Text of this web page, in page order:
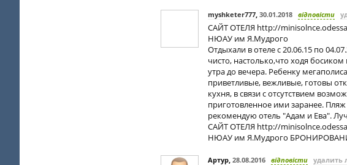
myshketer777, 30.01.2018 відповісти
САЙТ ОТЕЛЯ http://
НЮАУ им Я.Мудрого
Отдыхали в отеле с 20.06.15 по
чисто, настолько,что ходя
утра до вечера. Ребенку
приветливые, вежливые, готовы
кухня, в связи с отсутствием
приготовленное ими заранее.
рекомендую отель "Адам и Ева".
САЙТ ОТЕЛЯ http://
НЮАУ им Я.Мудрого
Артур, 28.08.2016 відповісти удалить